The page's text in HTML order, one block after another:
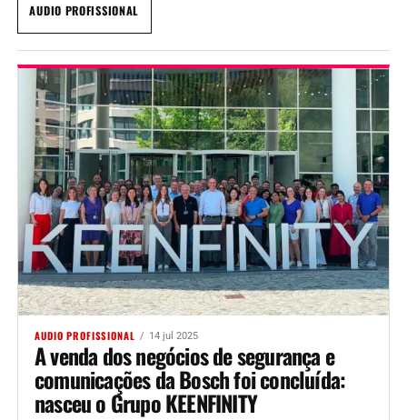
AUDIO PROFISSIONAL
AUDIO PROFISSIONAL 14 jul 2025
A venda dos negócios de segurança e
comunicações da Bosch foi concluída:
nasceu o Grupo KEENFINITY